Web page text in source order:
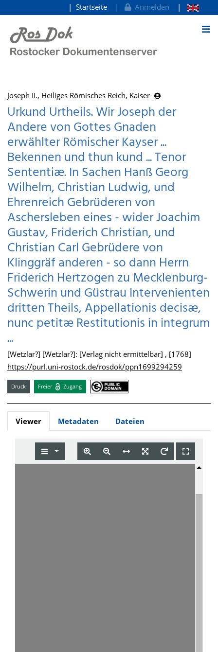
zum Inhalt
Startseite Anmelden
Joseph II., Heiliges Römisches Reich, Kaiser
Urkund Urtheils. Wir Joseph der
Andere von Gottes Gnaden
erwählter Römischer Kayser ...
Bekennen und thun kund ... Tenor
Sententiæ. In Sachen Hanß Georg
Wilhelm, Christian Ludwig, und
Ehrenreich Gebrüderen von
Aschersleben eines - wider Joachim
Gustav, Friderich Christian, und
Christian Carl Gebrüdere von
Klinggräf anderen - so dann Herrn
Friderich Hertzogen zu Mecklenburg-
Schwerin und Güstrau Intervenienten
dritten Theils, Appellationis decisæ,
nunc petitæ Restitutionis in integrum
...
[Wetzlar?] [Wetzlar?]: [Verlag nicht ermittelbar] , [1768]
https://purl.uni-rostock.de/rosdok/ppn1699294259
Druck Freier Zugang
Viewer Metadaten Dateien